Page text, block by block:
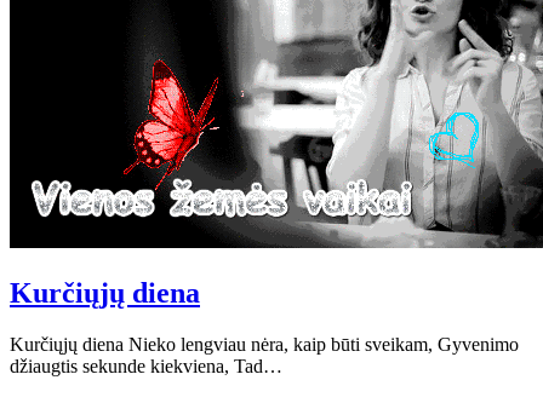
Kurčiųjų diena
Kurčiųjų diena Nieko lengviau nėra, kaip būti sveikam, Gyvenimo
džiaugtis sekunde kiekviena, Tad…